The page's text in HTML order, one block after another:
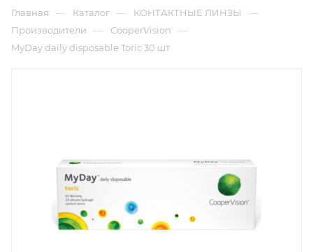
Главная — Каталог — КОНТАКТНЫЕ ЛИНЗЫ —
Производители — CooperVision —
MyDay daily disposable Toric 30 шт